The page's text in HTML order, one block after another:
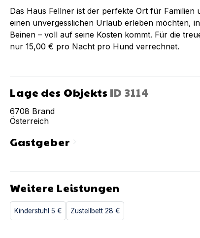
Das Haus Fellner ist der perfekte Ort für Familien
einen unvergesslichen Urlaub erleben möchten,
Beinen – voll auf seine Kosten kommt. Für die
nur 15,00 € pro Nacht pro Hund verrechnet.
Lage des Objekts ID3114
6708 Brand
Österreich
Gastgeberchevron_right
Weitere Leistungen
Kinderstuhl 5 € Zustellbett 28 €